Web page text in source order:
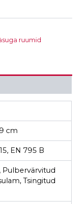
ruumid
cm
EN 795 B
Pulbervärvitud
Tsingitud